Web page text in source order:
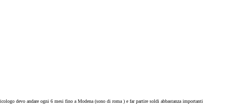
devo andare ogni 6 mesi fino a Modena (sono di roma ) e far partire soldi abbastanza importanti